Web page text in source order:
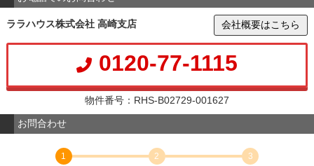
ララハウス株式会社 高崎支店 会社概要はこちら
0120-77-1115
物件番号：RHS-B02729-001627
お問合わせ
1
2
3